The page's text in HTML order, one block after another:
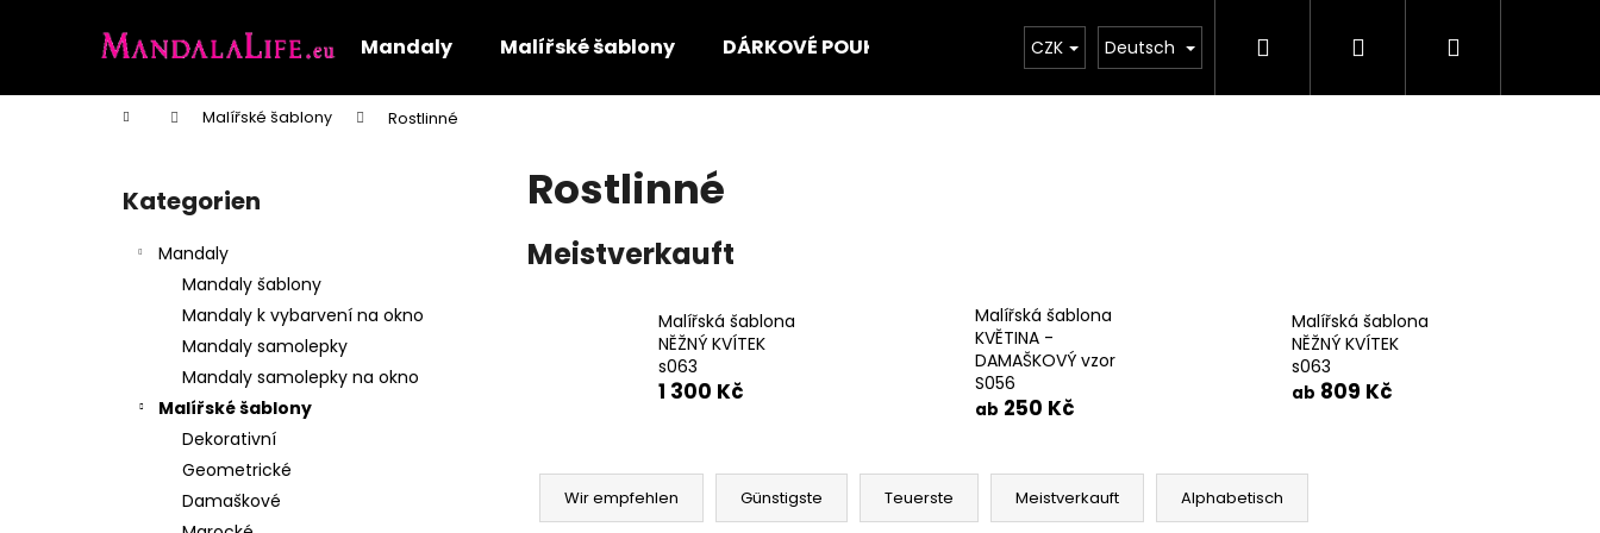
Mandaly Malířské šablony DÁRKOVÉ POUKAZY Videonávody Kontakty Obchodní podmínky
CZK Deutsch SuchenLogin Warenkorb
StartseiteMalířské šablony Rostlinné
Kategorien
überspringen
Kategorien
Mandaly
Mandaly šablony
Mandaly k vybarvení na okno
Mandaly samolepky
Mandaly samolepky na okno
Malířské šablony
Dekorativní
Geometrické
Damaškové
Rostlinné
Meistverkauft
Malířská šablona
NĚŽNÝ KVÍTEK
s063
1 300 Kč
Malířská šablona
KVĚTINA -
DAMAŠKOVÝ vzor
S056
ab 250 Kč
Malířská šablona
NĚŽNÝ KVÍTEK
s063
ab 809 Kč
P
Wir empfehlen Günstigste Teuerste Meistverkauft Alphabetisch
e
Zurück
zum
Zurück
zum
Wir empfehlen